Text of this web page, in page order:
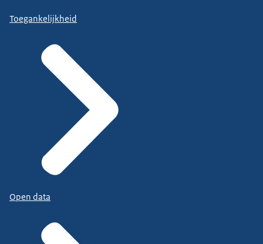
Toegankelijkheid
Open data